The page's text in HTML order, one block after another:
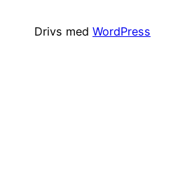
Drivs med WordPress